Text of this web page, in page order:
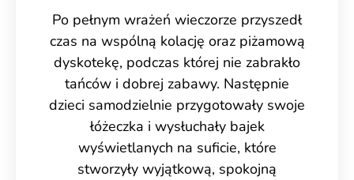
Po pełnym wrażeń wieczorze przyszedł
czas na wspólną kolację oraz piżamową
dyskotekę, podczas której nie zabrakło
tańców i dobrej zabawy. Następnie
dzieci samodzielnie przygotowały swoje
łóżeczka i wysłuchały bajek
wyświetlanych na suficie, które
stworzyły wyjątkową, spokojną